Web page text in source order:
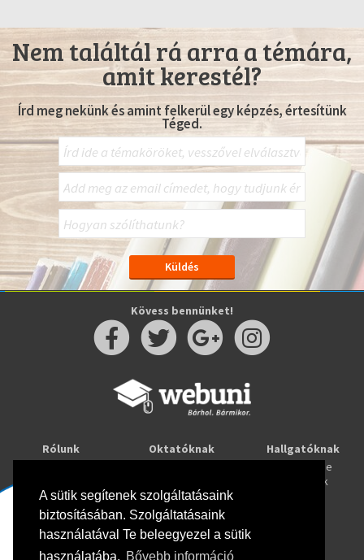
A sütik segítenek szolgáltatásaink
biztosításában. Szolgáltatásaink
használatával Te beleegyezel a sütik
használatába. Bővebb információ
Nem találtál rá arra a témára,
amit kerestél?
Írd meg nekünk és amint felkerül egy képzés, értesítünk
Téged.
Kövess bennünket!
Rólunk
Oktatóknak
Webuni Stúdió
Hallgatóknak
Tanulj online
Képzések
Info
Adatkezelési tájékoztató
ÁSZF